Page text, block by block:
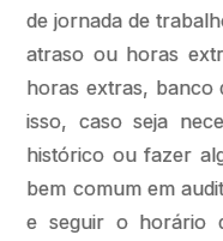
de jornada de
atraso ou horas
horas extras, banco
isso, caso seja
histórico ou fazer
bem comum em
e seguir o horário